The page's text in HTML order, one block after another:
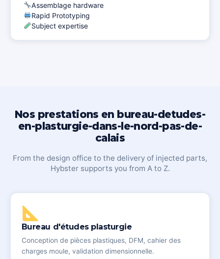
Assemblage hardware
Rapid Prototyping
Subject expertise
Nos prestations en bureau-detudes-
en-plasturgie-dans-le-nord-pas-de-
calais
From the design office to the delivery of injected parts,
Hybster supports you from A to Z.
Bureau d'études plasturgie
Conception de pièces plastiques, DFM, cahier des
charges moule, validation dimensionnelle.